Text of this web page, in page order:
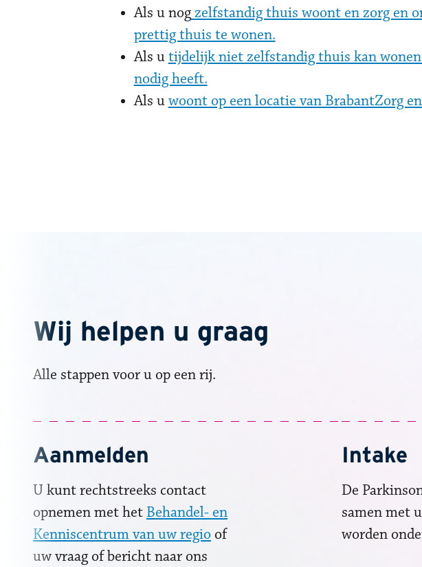
Als u nogzelfstandig thuis woont en zorg en
prettig thuis te wonen.
Als utijdelijk niet zelfstandig thuis kan
nodig heeft.
Als uwoont op een locatie van BrabantZorg
Wij helpen u graag
Alle stappen voor u op een rij.
Aanmelden
U kunt rechtstreeks contact
opnemen met het Behandel- en
Kenniscentrum van uw regio of
uw vraag of bericht naar ons
Intake
De
samen met
worden